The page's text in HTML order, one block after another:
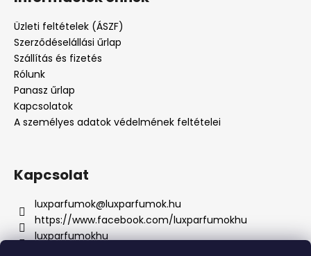
Üzleti feltételek (ÁSZF)
Szerződéselállási űrlap
Szállítás és fizetés
Rólunk
Panasz űrlap
Kapcsolatok
A személyes adatok védelmének feltételei
Kapcsolat
luxparfumok@luxparfumok.hu
https://www.facebook.com/luxparfumokhu
luxparfumokhu